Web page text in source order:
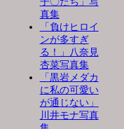
真集
「負けヒロイ
ンが多すぎ
る！」八奈見
杏菜写真集
「黒岩メダカ
に私の可愛い
が通じない」
川井モナ写真